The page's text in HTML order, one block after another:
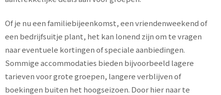
Of je nu een familiebijeenkomst, een vriendenweekend of
een bedrijfsuitje plant, het kan lonend zijn om te vragen
naar eventuele kortingen of speciale aanbiedingen.
Sommige accommodaties bieden bijvoorbeeld lagere
tarieven voor grote groepen, langere verblijven of
boekingen buiten het hoogseizoen. Door hier naar te